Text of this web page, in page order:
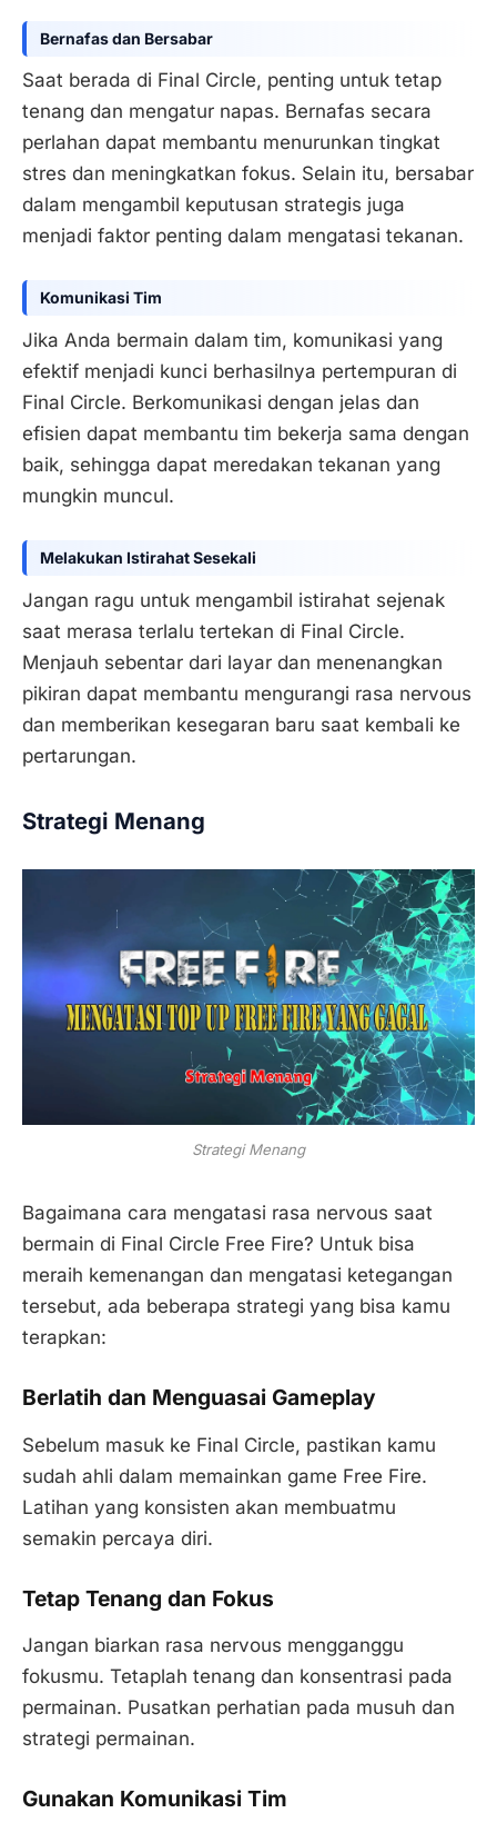
Bernafas dan Bersabar
Saat berada di Final Circle, penting untuk tetap
tenang dan mengatur napas. Bernafas secara
perlahan dapat membantu menurunkan tingkat
stres dan meningkatkan fokus. Selain itu, bersabar
dalam mengambil keputusan strategis juga
menjadi faktor penting dalam mengatasi tekanan.
Komunikasi Tim
Jika Anda bermain dalam tim, komunikasi yang
efektif menjadi kunci berhasilnya pertempuran di
Final Circle. Berkomunikasi dengan jelas dan
efisien dapat membantu tim bekerja sama dengan
baik, sehingga dapat meredakan tekanan yang
mungkin muncul.
Melakukan Istirahat Sesekali
Jangan ragu untuk mengambil istirahat sejenak
saat merasa terlalu tertekan di Final Circle.
Menjauh sebentar dari layar dan menenangkan
pikiran dapat membantu mengurangi rasa nervous
dan memberikan kesegaran baru saat kembali ke
pertarungan.
Strategi Menang
Strategi Menang
Bagaimana cara mengatasi rasa nervous saat
bermain di Final Circle Free Fire? Untuk bisa
meraih kemenangan dan mengatasi ketegangan
tersebut, ada beberapa strategi yang bisa kamu
terapkan:
Berlatih dan Menguasai Gameplay
Sebelum masuk ke Final Circle, pastikan kamu
sudah ahli dalam memainkan game Free Fire.
Latihan yang konsisten akan membuatmu
semakin percaya diri.
Tetap Tenang dan Fokus
Jangan biarkan rasa nervous mengganggu
fokusmu. Tetaplah tenang dan konsentrasi pada
permainan. Pusatkan perhatian pada musuh dan
strategi permainan.
Gunakan Komunikasi Tim